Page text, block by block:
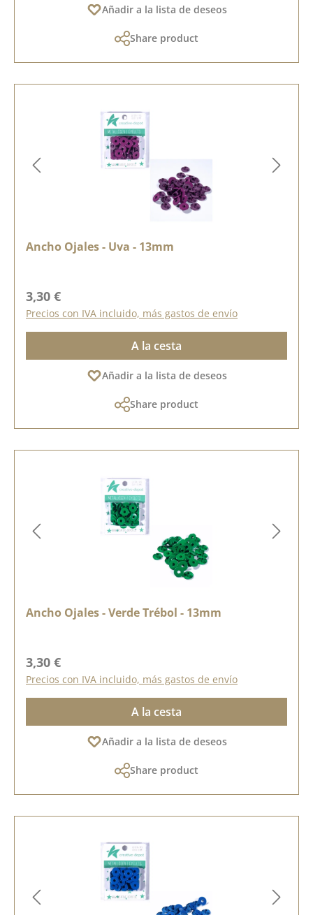
Añadir a la lista de deseos
Share product
Ancho Ojales - Uva - 13mm
Precio normal:
3,30 €
Precios con IVA incluido, más gastos de envío
A la cesta
Añadir a la lista de deseos
Share product
Ancho Ojales - Verde Trébol - 13mm
Precio normal:
3,30 €
Precios con IVA incluido, más gastos de envío
A la cesta
Añadir a la lista de deseos
Share product